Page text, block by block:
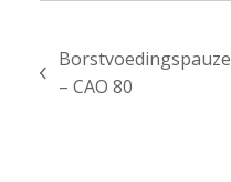
previous
Borstvoedingspauze
– CAO 80